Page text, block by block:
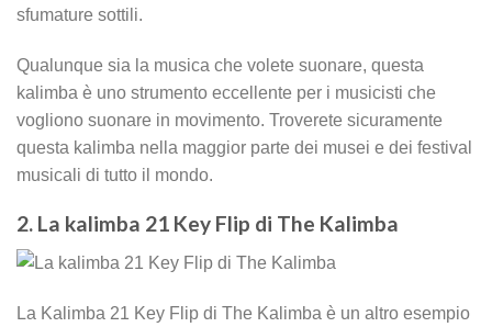
sfumature sottili.
Qualunque sia la musica che volete suonare, questa
kalimba è uno strumento eccellente per i musicisti che
vogliono suonare in movimento. Troverete sicuramente
questa kalimba nella maggior parte dei musei e dei festival
musicali di tutto il mondo.
2. La kalimba 21 Key Flip di The Kalimba
La Kalimba 21 Key Flip di The Kalimba è un altro esempio